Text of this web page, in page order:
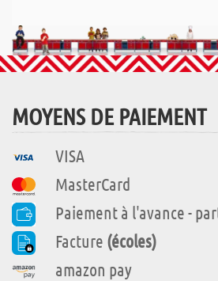
MOYENS DE PAIEMENT
VISA
MasterCard
Paiement à l'avance -
Facture (écoles)
amazon pay